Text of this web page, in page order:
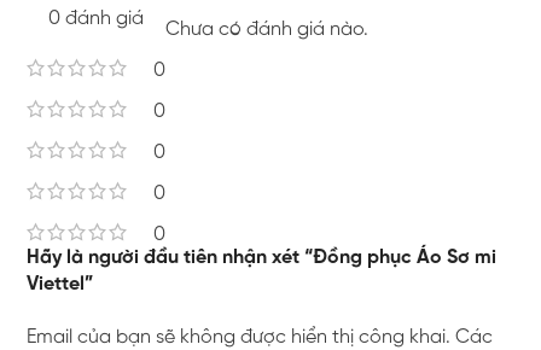
0 đánh giá
0
0
0
0
0
Chưa có đánh giá nào.
Hãy là người đầu tiên nhận xét “Đồng phục Áo Sơ mi
Viettel”
Email của bạn sẽ không được hiển thị công khai. Các